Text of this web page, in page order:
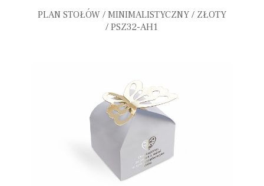
PLAN STOŁÓW / MINIMALISTYCZNY / ZŁOTY
/ PSZ32-AH1